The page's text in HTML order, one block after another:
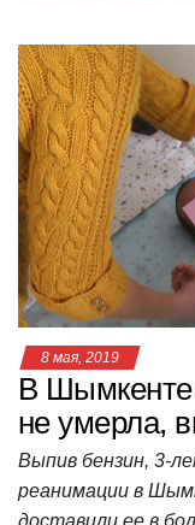
at
s
A
p
p
c
e
b
o
o
k
tt
er
8 мая, 2019
В Шымкенте
не умерла,
Выпив бензин, 3-
реанимации в